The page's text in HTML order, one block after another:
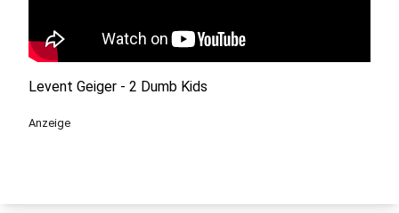
Levent Geiger - 2 Dumb Kids
Anzeige